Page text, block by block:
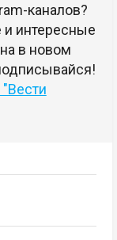
каналов?
интересные
в новом